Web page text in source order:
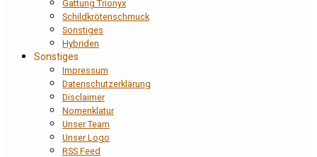
Gattung Trionyx
Schildkrötenschmuck
Sonstiges
Hybriden
Sonstiges
Impressum
Datenschutzerklärung
Disclaimer
Nomenklatur
Unser Team
Unser Logo
RSS Feed